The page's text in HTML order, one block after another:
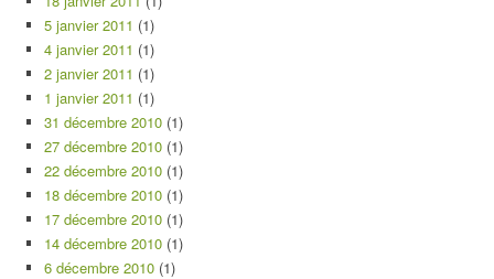
5 janvier 2011 (1)
4 janvier 2011 (1)
2 janvier 2011 (1)
1 janvier 2011 (1)
31 décembre 2010 (1)
27 décembre 2010 (1)
22 décembre 2010 (1)
18 décembre 2010 (1)
17 décembre 2010 (1)
14 décembre 2010 (1)
6 décembre 2010 (1)